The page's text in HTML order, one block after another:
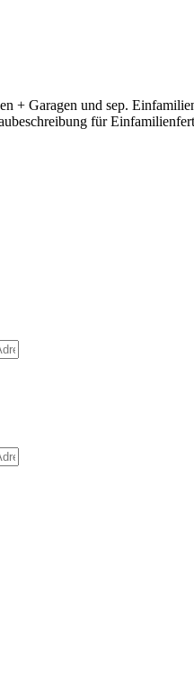
+ Garagen und sep.
für